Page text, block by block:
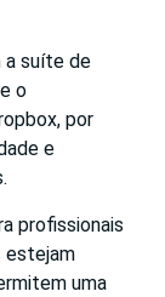
a suíte de
o
por
e
profissionais
estejam
uma